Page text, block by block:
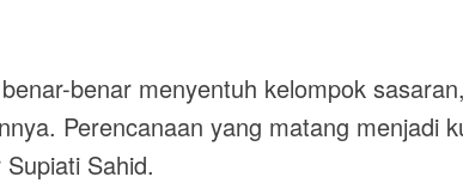
benar menyentuh kelompok
Perencanaan yang matang menjadi
Sahid.